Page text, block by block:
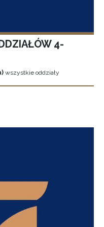
4-
wszystkie oddziały